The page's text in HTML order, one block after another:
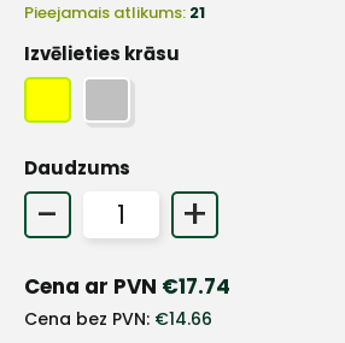
Pieejamais atlikums: 21
Izvēlieties krāsu
Daudzums
- +
Cena ar PVN €17.74
Cena bez PVN: €14.66
+